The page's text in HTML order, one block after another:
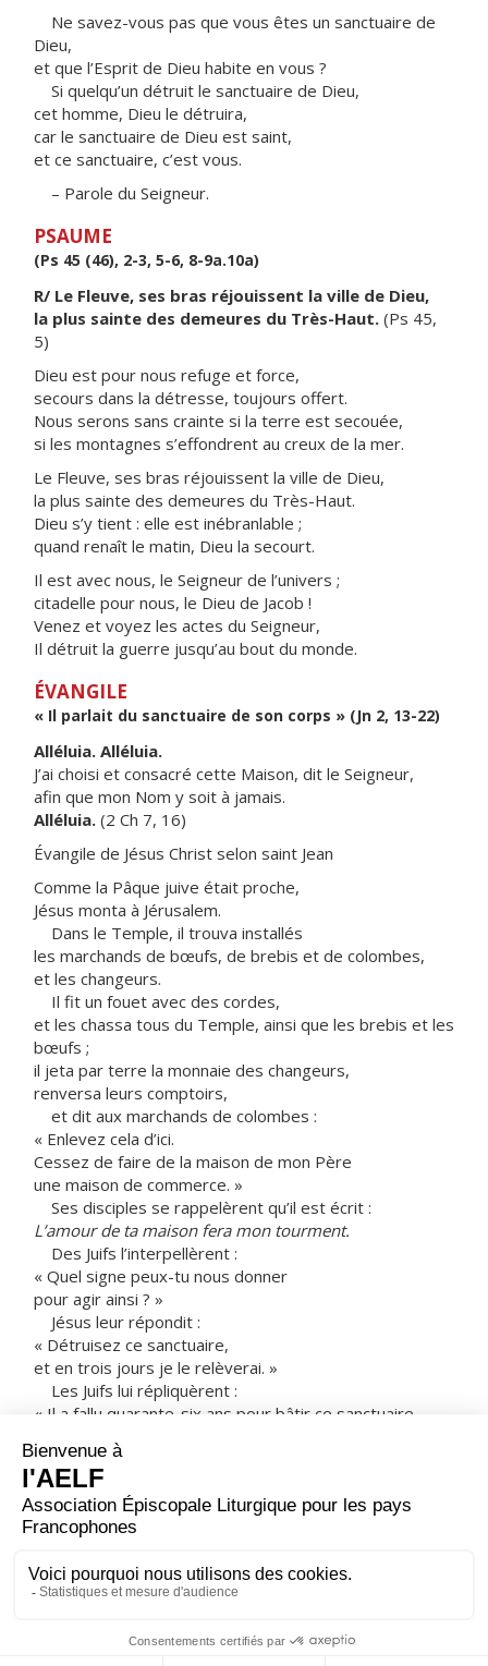
Ne savez-vous pas que vous êtes un sanctuaire de
Dieu,
et que l’Esprit de Dieu habite en vous ?
Si quelqu’un détruit le sanctuaire de Dieu,
cet homme, Dieu le détruira,
car le sanctuaire de Dieu est saint,
et ce sanctuaire, c’est vous.
– Parole du Seigneur.
PSAUME
(Ps 45 (46), 2-3, 5-6, 8-9a.10a)
R/ Le Fleuve, ses bras réjouissent la ville de Dieu,
la plus sainte des demeures du Très-Haut. (Ps 45,
5)
Dieu est pour nous refuge et force,
secours dans la détresse, toujours offert.
Nous serons sans crainte si la terre est secouée,
si les montagnes s’effondrent au creux de la mer.
Le Fleuve, ses bras réjouissent la ville de Dieu,
la plus sainte des demeures du Très-Haut.
Dieu s’y tient : elle est inébranlable ;
quand renaît le matin, Dieu la secourt.
Il est avec nous, le Seigneur de l’univers ;
citadelle pour nous, le Dieu de Jacob !
Venez et voyez les actes du Seigneur,
Il détruit la guerre jusqu’au bout du monde.
ÉVANGILE
« Il parlait du sanctuaire de son corps » (Jn 2, 13-22)
Alléluia. Alléluia.
J’ai choisi et consacré cette Maison, dit le Seigneur,
afin que mon Nom y soit à jamais.
Alléluia. (2 Ch 7, 16)
Évangile de Jésus Christ selon saint Jean
Comme la Pâque juive était proche,
Jésus monta à Jérusalem.
Dans le Temple, il trouva installés
les marchands de bœufs, de brebis et de colombes,
et les changeurs.
Il fit un fouet avec des cordes,
et les chassa tous du Temple, ainsi que les brebis et les
bœufs ;
il jeta par terre la monnaie des changeurs,
renversa leurs comptoirs,
et dit aux marchands de colombes :
« Enlevez cela d’ici.
Cessez de faire de la maison de mon Père
une maison de commerce. »
Ses disciples se rappelèrent qu’il est écrit :
L’amour de ta maison fera mon tourment.
Des Juifs l’interpellèrent :
« Quel signe peux-tu nous donner
pour agir ainsi ? »
Jésus leur répondit :
« Détruisez ce sanctuaire,
et en trois jours je le relèverai. »
Les Juifs lui répliquèrent :
« Il a fallu quarante-six ans pour bâtir ce sanctuaire,
Mais lui parlait du sanctuaire de son corps.
Aussi, quand il se réveilla d’entre les morts,
ses disciples se rappelèrent qu’il avait dit cela ;
ils crurent à l’Écriture
et à la parole que Jésus avait dite.
– Acclamons la Parole de Dieu.